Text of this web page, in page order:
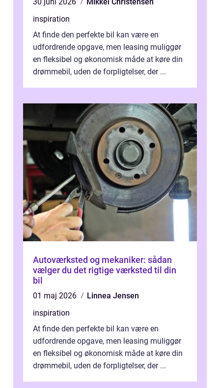
inspiration
At finde den perfekte bil kan være en
udfordrende opgave, men leasing muliggør
en fleksibel og økonomisk måde at køre din
drømmebil, uden de forpligtelser, der ...
Autoværksted og mekaniker: sådan
vælger du det rigtige værksted til din
bil
01 maj 2026
Linnea Jensen
inspiration
At finde den perfekte bil kan være en
udfordrende opgave, men leasing muliggør
en fleksibel og økonomisk måde at køre din
drømmebil, uden de forpligtelser, der ...